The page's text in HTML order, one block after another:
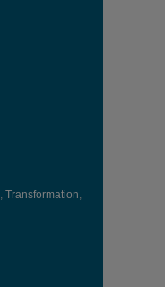
, Transformation,